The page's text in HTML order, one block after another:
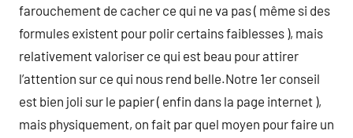
farouchement de cacher ce qui ne va pas ( même si des
formules existent pour polir certains faiblesses ), mais
relativement valoriser ce qui est beau pour attirer
l’attention sur ce qui nous rend belle.Notre 1er conseil
est bien joli sur le papier ( enfin dans la page internet ),
mais physiquement, on fait par quel moyen pour faire un